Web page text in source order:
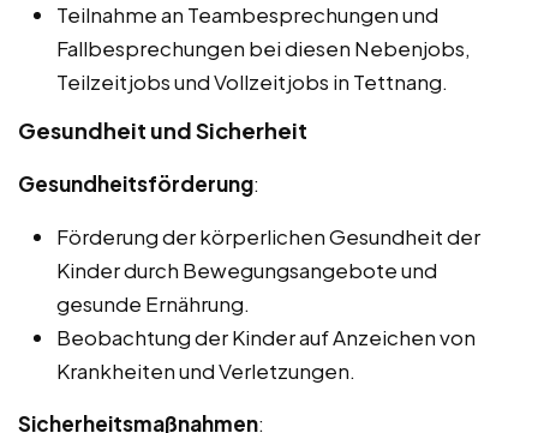
Teilnahme an Teambesprechungen und
Fallbesprechungen bei diesen Nebenjobs,
Teilzeitjobs und Vollzeitjobs in Tettnang.
Gesundheit und Sicherheit
Gesundheitsförderung:
Förderung der körperlichen Gesundheit der
Kinder durch Bewegungsangebote und
gesunde Ernährung.
Beobachtung der Kinder auf Anzeichen von
Krankheiten und Verletzungen.
Sicherheitsmaßnahmen: